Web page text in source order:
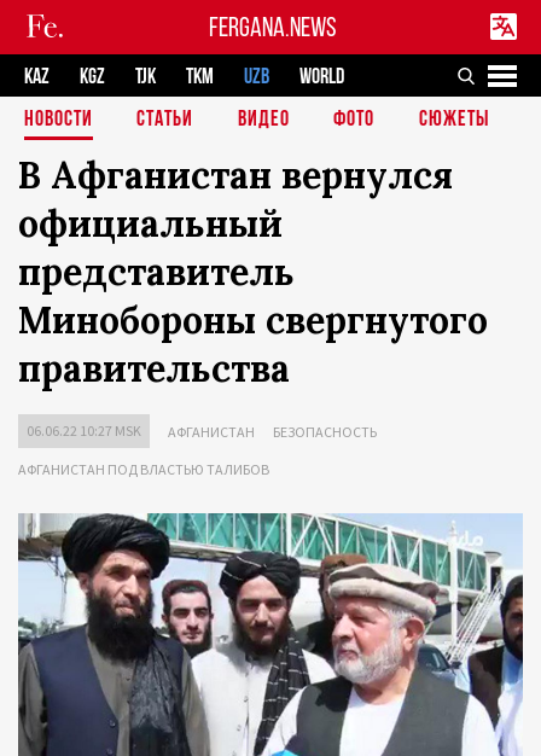
FERGANA.NEWS
KAZ KGZ TJK TKM UZB
WORLD
НОВОСТИ
СТАТЬИ ВИДЕО ФОТО СЮЖЕТЫ
В Афганистан вернулся
официальный
представитель
Минобороны свергнутого
правительства
06.06.22 10:27 MSK АФГАНИСТАН БЕЗОПАСНОСТЬ
АФГАНИСТАН ПОД ВЛАСТЬЮ ТАЛИБОВ